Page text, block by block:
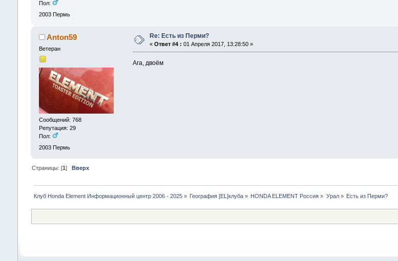
Пол:
2003 Пермь
Anton59
Ветеран
Сообщений: 768
Репутация: 29
Пол:
2003 Пермь
Re: Есть из Перми?
« Ответ #4 : 01 Апреля 2017, 13:28:50 »
Ага, двоём
Страницы: [1] Вверх
Клуб Honda Element Информационный центр 2006 - 2025» География [EL]клуба » HONDA ELEMENT Россия » Урал» Есть из Перми?